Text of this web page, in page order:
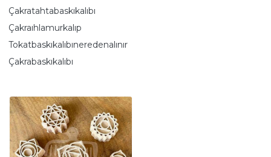
Çakratahtabaskıkalıbı
Çakraıhlamurkalıp
Tokatbaskıkalıbıneredenalınır
Çakrabaskıkalıbı